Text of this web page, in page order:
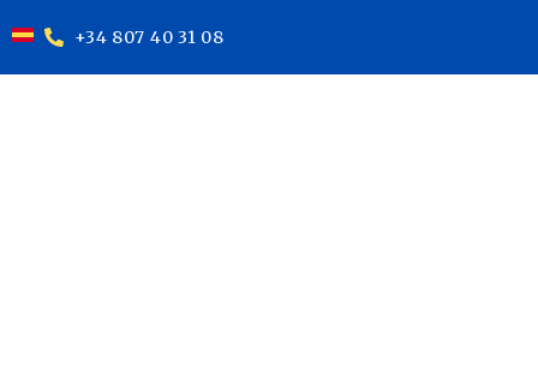
+34 807 40 31 08